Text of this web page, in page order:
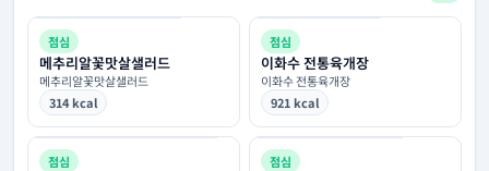
점심
메추리알꽃맛살샐러드
메추리알꽃맛살샐러드
314 kcal
점심
이화수 전통육개장
이화수 전통육개장
921 kcal
점심 점심